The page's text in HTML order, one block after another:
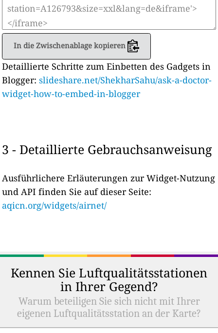
In die Zwischenablage kopieren
Detaillierte Schritte zum Einbetten des Gadgets in
Blogger: slideshare.net/ShekharSahu/ask-a-doctor-
widget-how-to-embed-in-blogger
3 - Detaillierte Gebrauchsanweisung
Ausführlichere Erläuterungen zur Widget-Nutzung
und API finden Sie auf dieser Seite:
aqicn.org/widgets/airnet/
Kennen Sie Luftqualitätsstationen
in Ihrer Gegend?
Warum beteiligen Sie sich nicht mit Ihrer
eigenen Luftqualitätsstation an der Karte?